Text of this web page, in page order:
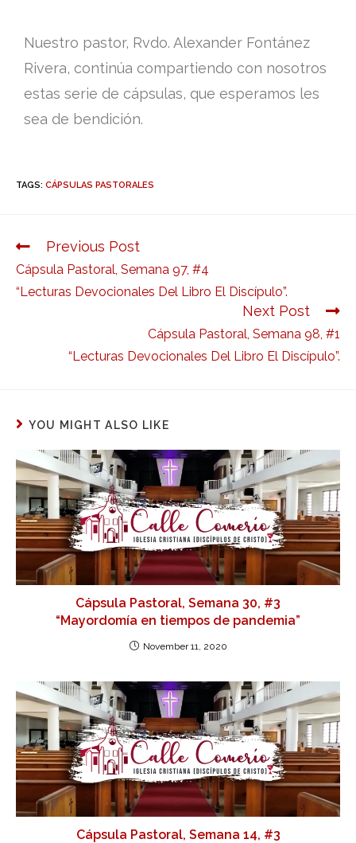
Nuestro pastor, Rvdo. Alexander Fontánez
Rivera, continúa compartiendo con nosotros
estas serie de cápsulas, que esperamos les
sea de bendición.
TAGS: CÁPSULAS PASTORALES
Previous Post
Cápsula Pastoral, Semana 97, #4
“Lecturas Devocionales Del Libro El Discípulo”.
Next Post
Cápsula Pastoral, Semana 98, #1
“Lecturas Devocionales Del Libro El Discípulo”.
YOU MIGHT ALSO LIKE
Cápsula Pastoral, Semana 30, #3
“Mayordomía en tiempos de pandemia”
November 11, 2020
Cápsula Pastoral, Semana 14, #3